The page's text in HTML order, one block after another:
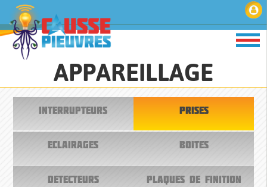
APPAREILLAGE
INTERRUPTEURS PRISES
ECLAIRAGES BOITES
DETECTEURS PLAQUES DE FINITION